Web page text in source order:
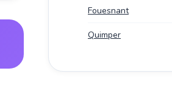
Fouesnant
Quimper